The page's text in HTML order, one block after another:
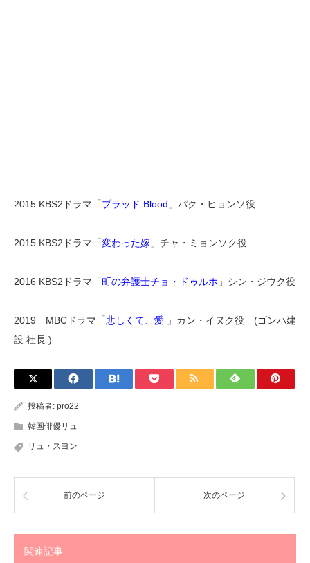
2015 KBS2ドラマ「ブラッド Blood 」パク・ヒョンソ役
2015 KBS2ドラマ「変わった嫁 」チャ・ミョンソク役
2016 KBS2ドラマ「町の弁護士チョ・ドゥルホ 」シン・ジウク役
2019 MBCドラマ「悲しくて、愛 」カン・イヌク役 (ゴンハ建
設 社長 )
投稿者: pro22
韓国俳優リュ
リュ・スヨン
前のページ 次のページ
関連記事